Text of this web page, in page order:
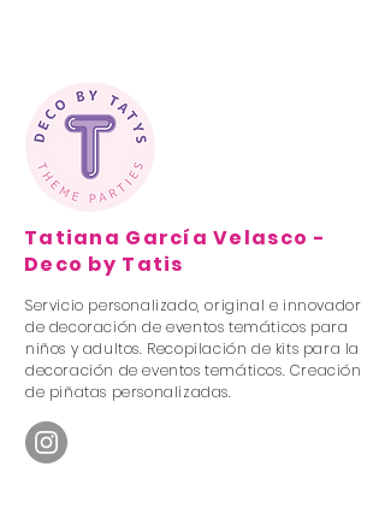
Tatiana García Velasco -
Deco by Tatis
Servicio personalizado, original e innovador
de decoración de eventos temáticos para
niños y adultos. Recopilación de kits para la
decoración de eventos temáticos. Creación
de piñatas personalizadas.